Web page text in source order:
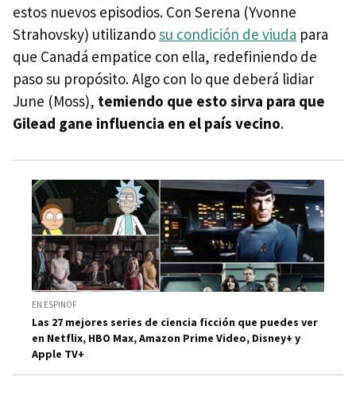
estos nuevos episodios. Con Serena (Yvonne
Strahovsky) utilizandosu condición de viuda para
que Canadá empatice con ella, redefiniendo de
paso su propósito. Algo con lo que deberá lidiar
June (Moss), temiendo que esto sirva para que
Gilead gane influencia en el país vecino.
EN ESPINOF
Las 27 mejores series de ciencia ficción que puedes ver
en Netflix, HBO Max, Amazon Prime Video, Disney+ y
Apple TV+